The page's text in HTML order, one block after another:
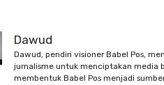
Dawud
Dawud, pendiri visioner Babel Pos,
jurnalisme untuk menciptakan
membentuk Babel Pos menjadi